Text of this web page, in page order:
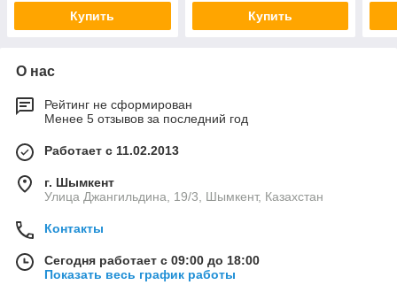
Купить Купить
О нас
Рейтинг не сформирован
Менее 5 отзывов за последний год
Работает с 11.02.2013
г. Шымкент
Улица Джангильдина, 19/3, Шымкент, Казахстан
Контакты
Сегодня работает с 09:00 до 18:00
Показать весь график работы